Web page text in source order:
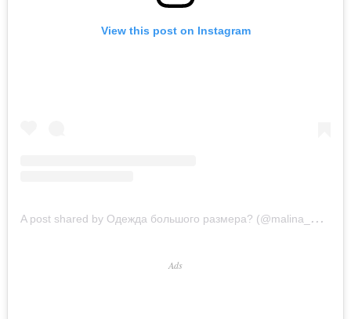
View this post on Instagram
A
post shared by Одежда большого размера? (@malina_mig_plus)
Ads